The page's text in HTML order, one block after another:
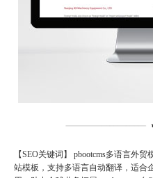
【SEO关键词】 pbootcms多语言外
站模板，支持多语言自动翻译，适合